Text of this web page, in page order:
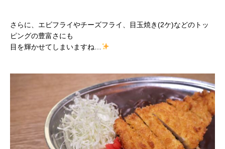
さらに、エビフライやチーズフライ、目玉焼き(2ケ)などのトッ
ピングの豊富さにも
目を輝かせてしまいますね…